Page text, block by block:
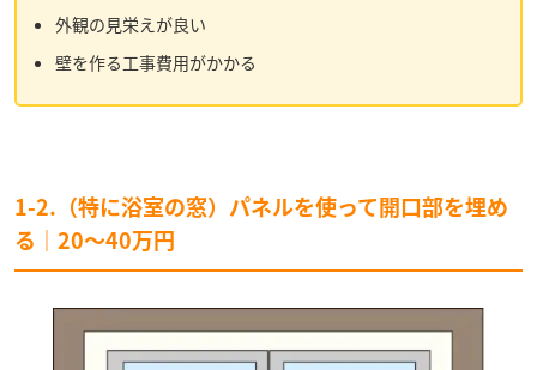
外観の見栄えが良い
壁を作る工事費用がかかる
1-2.（特に浴室の窓）パネルを使って開口部を埋め
る｜20～40万円